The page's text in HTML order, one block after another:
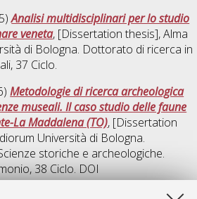
Analisi multidisciplinari per lo studio
veneta, [Dissertation thesis], Alma
di Bologna. Dottorato di ricerca in
, 37 Ciclo.
Metodologie di ricerca archeologica
museali. Il caso studio delle faune
La Maddalena (TO), [Dissertation
Università di Bologna.
storiche e archeologiche.
, 38 Ciclo. DOI
12641.